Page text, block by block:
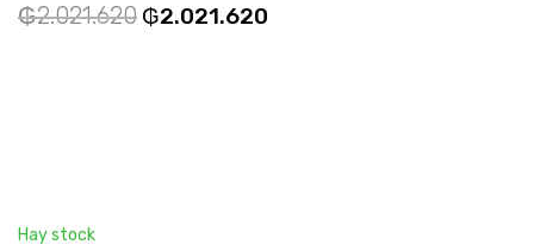
₲2.021.620 ₲2.021.620
Hay stock